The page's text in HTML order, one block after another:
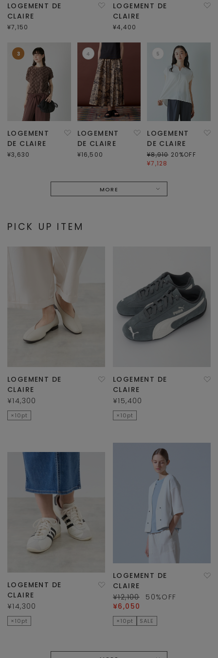
LOGEMENT DE
CLAIRE
¥7,150
LOGEMENT DE
CLAIRE
¥4,400
3
LOGEMENT
DE CLAIRE
¥3,630
4
LOGEMENT
DE CLAIRE
¥16,500
5
LOGEMENT
DE CLAIRE
¥8,910 20%OFF
¥7,128
MORE
PICK UP ITEM
LOGEMENT DE
CLAIRE
¥14,300
×10pt
LOGEMENT DE
CLAIRE
¥15,400
×10pt
LOGEMENT DE
CLAIRE
¥14,300
×10pt
LOGEMENT DE
CLAIRE
¥12,100
50%OFF
¥6,050
×10pt SALE